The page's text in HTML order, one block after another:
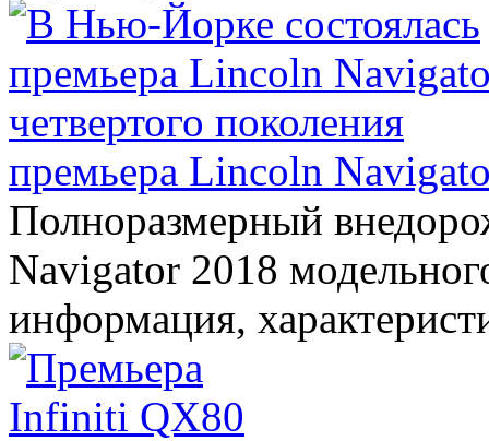
премьера Lincoln
Полноразмерный
Navigator 2018
информация,